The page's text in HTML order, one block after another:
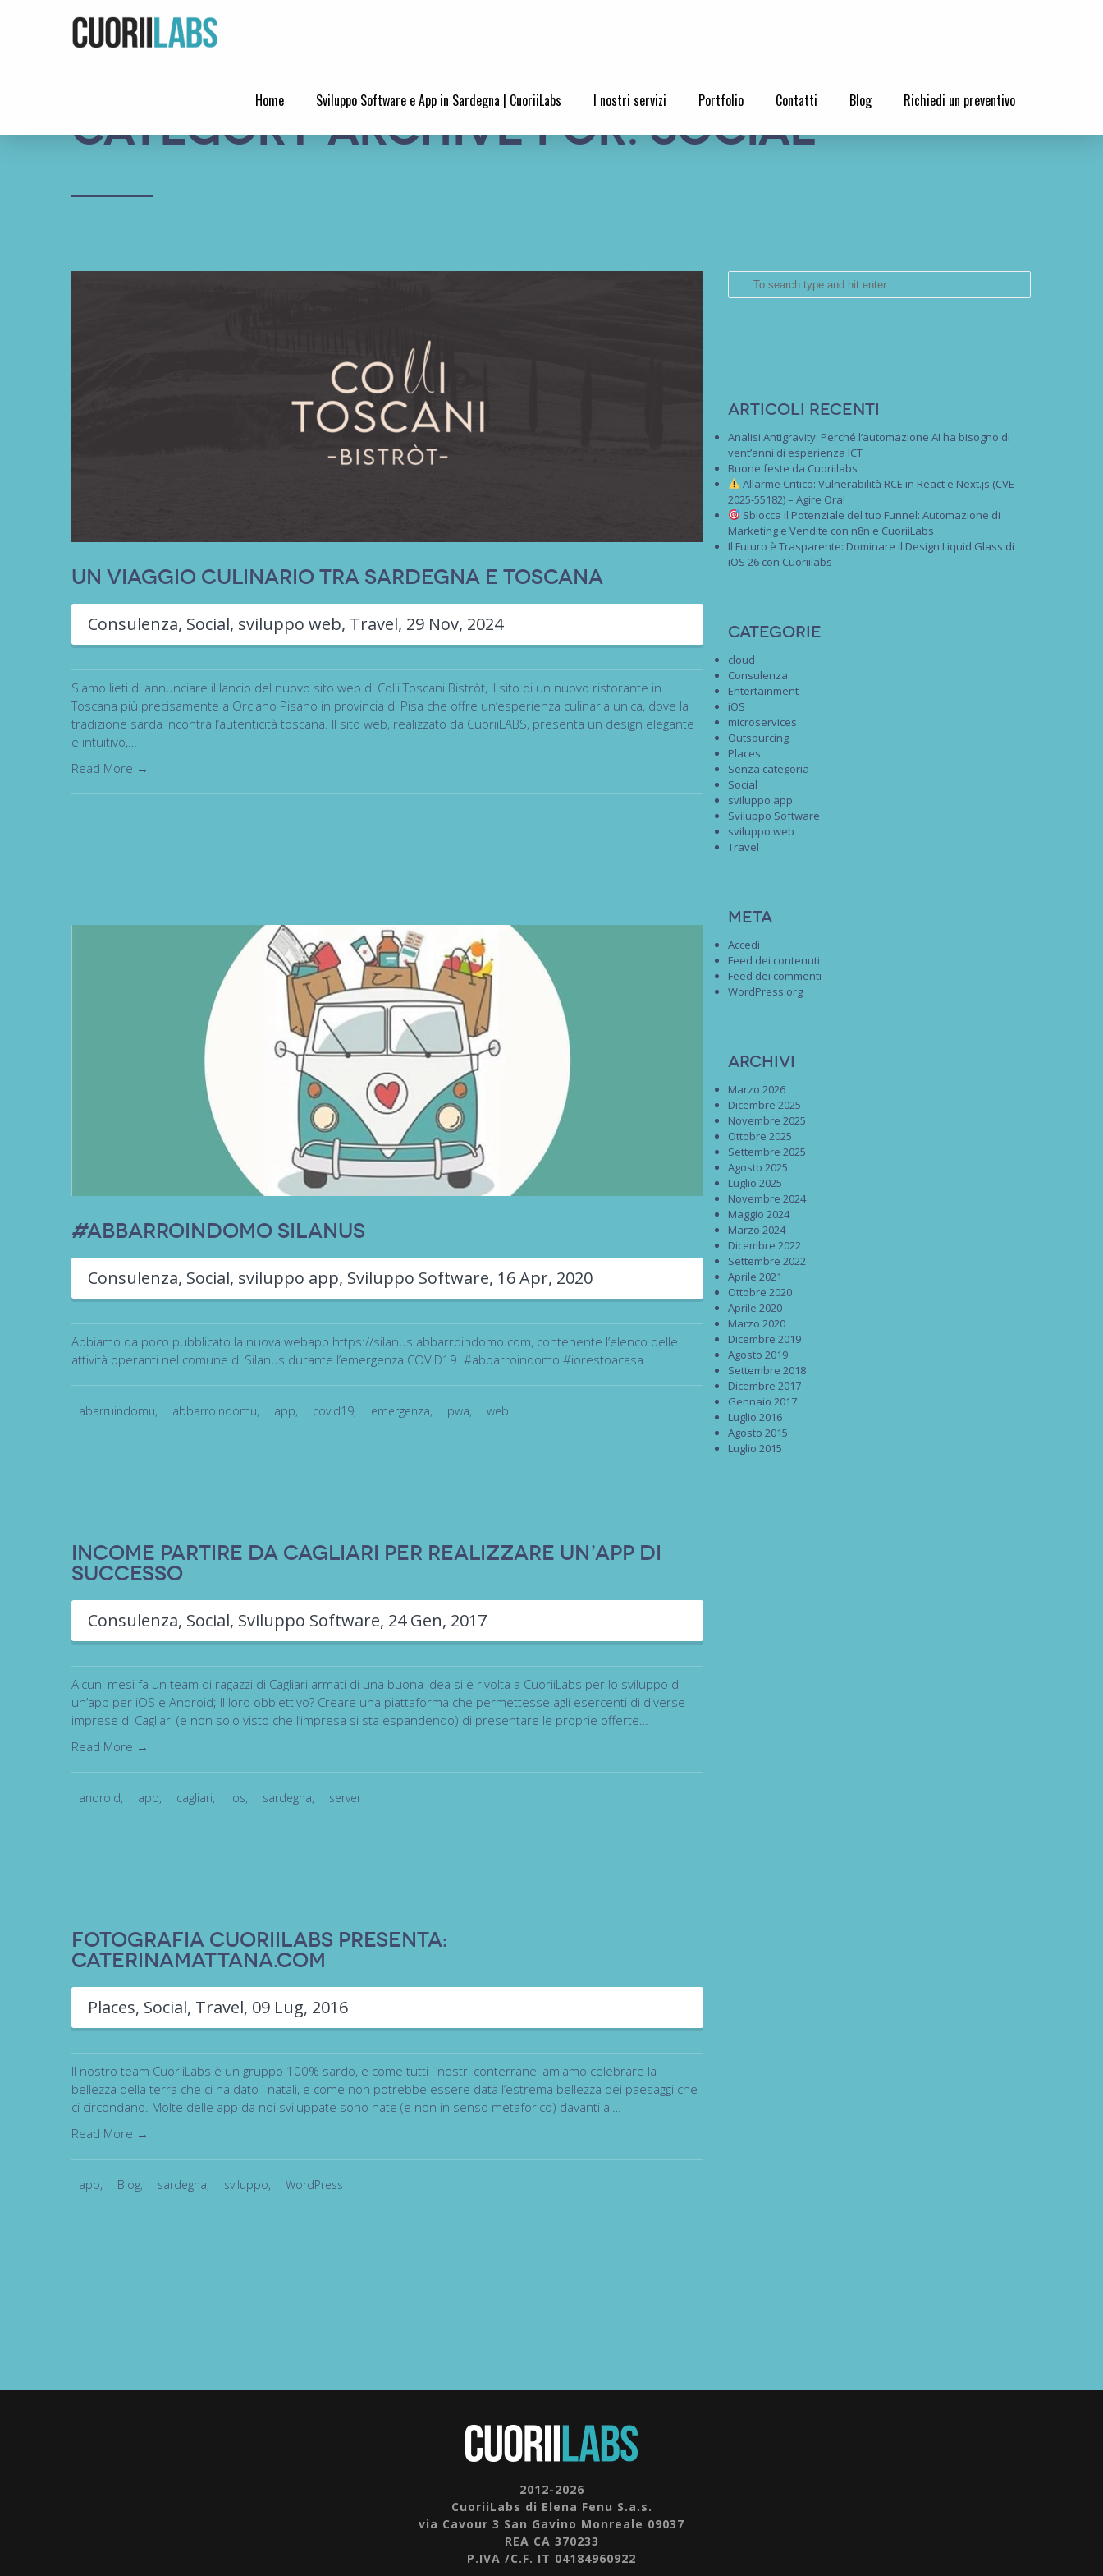
Home Sviluppo Software e App in Sardegna | CuoriiLabs I nostri servizi Portfolio Contatti Blog Richiedi un preventivo
Category Archive for: Social
Un viaggio culinario tra Sardegna e Toscana
Consulenza, Social, sviluppo web, Travel, 29 Nov, 2024
Siamo lieti di annunciare il lancio del nuovo sito web di Colli Toscani Bistròt, il sito di un nuovo ristorante in
Toscana più precisamente a Orciano Pisano in provincia di Pisa che offre un’esperienza culinaria unica, dove la
tradizione sarda incontra l’autenticità toscana. Il sito web, realizzato da CuoriiLABS, presenta un design elegante
e intuitivo,…
Read More →
#ABBARROINDOMO Silanus
Consulenza, Social, sviluppo app, Sviluppo Software, 16 Apr, 2020
Abbiamo da poco pubblicato la nuova webapp https://silanus.abbarroindomo.com, contenente l’elenco delle
attività operanti nel comune di Silanus durante l’emergenza COVID19. #abbarroindomo #iorestoacasa
abarruindomu, abbarroindomu, app, covid19, emergenza, pwa, web
INCOME Partire da Cagliari per realizzare un’app di
successo
Consulenza, Social, Sviluppo Software, 24 Gen, 2017
Alcuni mesi fa un team di ragazzi di Cagliari armati di una buona idea si è rivolta a CuoriiLabs per lo sviluppo di
un’app per iOS e Android; Il loro obbiettivo? Creare una piattaforma che permettesse agli esercenti di diverse
imprese di Cagliari (e non solo visto che l’impresa si sta espandendo) di presentare le proprie offerte…
Read More →
android, app, cagliari, ios, sardegna, server
Fotografia CuoriiLabs presenta:
CaterinaMattana.com
Places, Social, Travel, 09 Lug, 2016
Il nostro team CuoriiLabs è un gruppo 100% sardo, e come tutti i nostri conterranei amiamo celebrare la
bellezza della terra che ci ha dato i natali, e come non potrebbe essere data l’estrema bellezza dei paesaggi che
ci circondano. Molte delle app da noi sviluppate sono nate (e non in senso metaforico) davanti al…
Read More →
app, Blog, sardegna, sviluppo, WordPress
Articoli recenti
Analisi Antigravity: Perché l’automazione AI ha bisogno di
vent’anni di esperienza ICT
Buone feste da Cuoriilabs
Allarme Critico: Vulnerabilità RCE in React e Next.js (CVE-
2025-55182) – Agire Ora!
Sblocca il Potenziale del tuo Funnel: Automazione di
Marketing e Vendite con n8n e CuoriiLabs
Il Futuro è Trasparente: Dominare il Design Liquid Glass di
iOS 26 con Cuoriilabs
Categorie
cloud
Consulenza
Entertainment
iOS
microservices
Outsourcing
Places
Senza categoria
Social
sviluppo app
Sviluppo Software
sviluppo web
Travel
Meta
Accedi
Feed dei contenuti
Feed dei commenti
WordPress.org
Archivi
Marzo 2026
Dicembre 2025
Novembre 2025
Ottobre 2025
Settembre 2025
Agosto 2025
Luglio 2025
Novembre 2024
Maggio 2024
Marzo 2024
Dicembre 2022
Settembre 2022
Aprile 2021
Ottobre 2020
Aprile 2020
Marzo 2020
Dicembre 2019
Agosto 2019
Settembre 2018
Dicembre 2017
Gennaio 2017
Luglio 2016
Agosto 2015
Luglio 2015
2012-2026
CuoriiLabs di Elena Fenu S.a.s.
via Cavour 3 San Gavino Monreale 09037
REA CA 370233
P.IVA /C.F. IT 04184960922